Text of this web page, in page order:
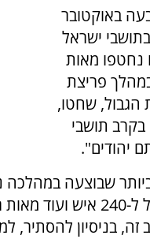
באוקטובר
בתושבי ישראל
נחטפו מאות
במהלך פריצת
הגבול, שחטו,
בקרב תושבי
יהודים".
ואישה, ובהם גם קשישים
בניסיון להסתיר,